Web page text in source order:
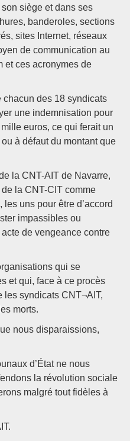
siège et dans ses
banderoles, sections
sites Internet, réseaux
de communication au
et ces acronymes de
chacun des 18 syndicats
une indemnisation pour
euros, ce qui ferait un
à défaut du montant que
la CNT-AIT de Navarre,
la CNT-CIT comme
uns pour être d’accord
impassibles ou
de vengeance contre
qui se
et qui, face à ce procès
les syndicats CNT¬AIT,
morts.
nous disparaissions,
d’État ne nous
la révolution sociale
malgré tout fidèles à